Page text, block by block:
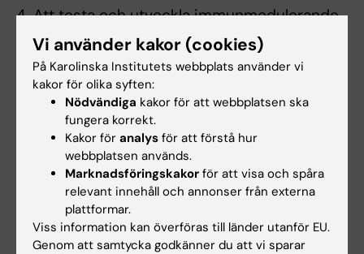
4. Att testa och utveckla immunmodulerande
preventions- och behandlingsstrategier i
kliniska fas I/II-studier.
För merutförlig information om forskningen
vid CIMhänvisar vi till den engelska sidan.
Hade du nytta av informationen på denna sida?
Yes
No
Vi använder kakor (cookies)
På Karolinska Institutets webbplats använder vi
kakor för olika syften:
Nödvändiga kakor för att webbplatsen ska
fungera korrekt.
Kakor för analys för att förstå hur
webbplatsen används.
Marknadsföringskakor för att visa och spåra
relevant innehåll och annonser från externa
plattformar.
Viss information kan överföras till länder utanför EU.
Genom att samtycka godkänner du att vi sparar